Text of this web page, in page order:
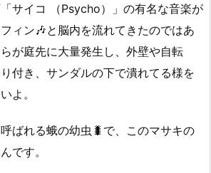
サイコ （Psycho）」の有名な音楽が
ィン🎶と脳内を流れてきたのではあ
が庭先に大量発生し、外壁や自転
付き、サンダルの下で潰れてる様を
よ。
ばれる蛾の幼虫🐛で、このマサキの
です。